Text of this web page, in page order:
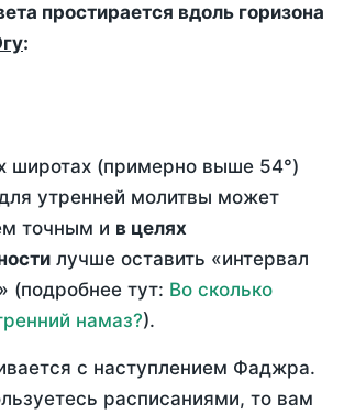
простирается вдоль горизона
:
широтах (примерно выше 54°)
утренней молитвы может
точным и в целях
лучше оставить «интервал
(подробнее тут: Во сколько
намаз?).
с наступлением Фаджра.
расписаниями, то вам